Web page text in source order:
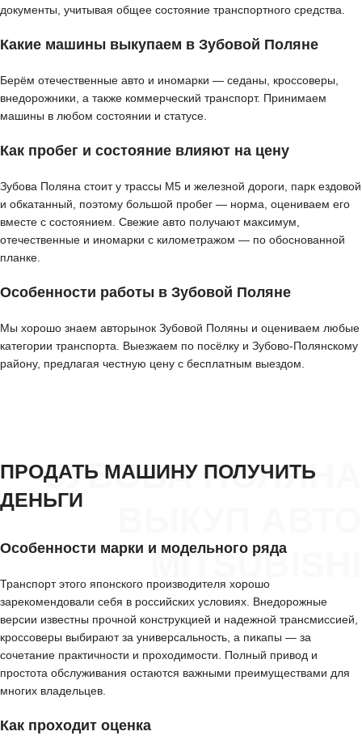
документы, учитывая общее состояние транспортного средства.
Какие машины выкупаем в Зубовой Поляне
Берём отечественные авто и иномарки — седаны, кроссоверы,
внедорожники, а также коммерческий транспорт. Принимаем
машины в любом состоянии и статусе.
Как пробег и состояние влияют на цену
Зубова Поляна стоит у трассы М5 и железной дороги, парк ездовой
и обкатанный, поэтому большой пробег — норма, оцениваем его
вместе с состоянием. Свежие авто получают максимум,
отечественные и иномарки с километражом — по обоснованной
планке.
Особенности работы в Зубовой Поляне
Мы хорошо знаем авторынок Зубовой Поляны и оцениваем любые
категории транспорта. Выезжаем по посёлку и Зубово-Полянскому
району, предлагая честную цену с бесплатным выездом.
ЗУБОВА ПОЛЯНА
MITSUBISHI
ПРОДАТЬ МАШИНУ ПОЛУЧИТЬ
ДЕНЬГИ
Особенности марки и модельного ряда
Транспорт этого японского производителя хорошо
зарекомендовали себя в российских условиях. Внедорожные
версии известны прочной конструкцией и надежной трансмиссией,
кроссоверы выбирают за универсальность, а пикапы — за
сочетание практичности и проходимости. Полный привод и
простота обслуживания остаются важными преимуществами для
многих владельцев.
Как проходит оценка